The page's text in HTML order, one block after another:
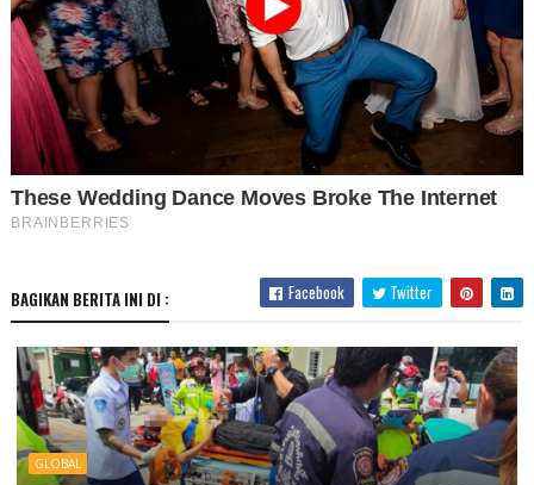
BAGIKAN BERITA INI DI : Facebook Twitter
GLOBAL